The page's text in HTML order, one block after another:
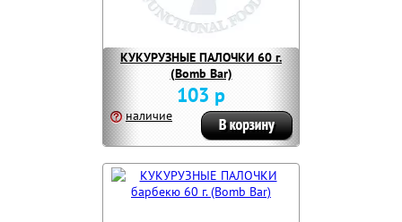
КУКУРУЗНЫЕ ПАЛОЧКИ 60 г.
(Bomb Bar)
103 р
наличие